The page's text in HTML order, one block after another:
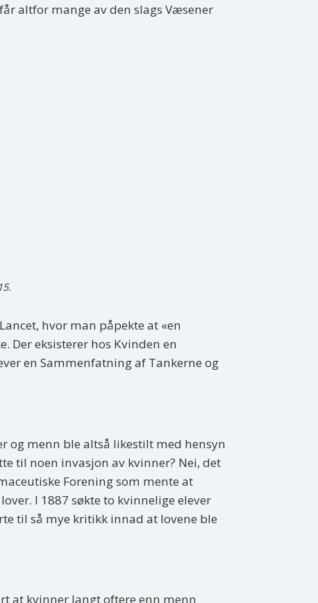
altfor mange av den slags Væsener
hvor man påpekte at «en
Der eksisterer hos Kvinden en
en Sammenfatning af Tankerne og
og menn ble altså likestilt med hensyn
til noen invasjon av kvinner? Nei, det
Forening som mente at
I 1887 søkte to kvinnelige elever
til så mye kritikk innad at lovene ble
at kvinner langt oftere enn menn